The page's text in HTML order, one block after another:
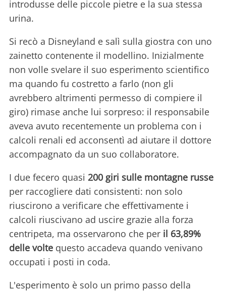
introdusse delle piccole pietre e la sua stessa
urina.
Si recò a Disneyland e salì sulla giostra con uno
zainetto contenente il modellino. Inizialmente
non volle svelare il suo esperimento scientifico
ma quando fu costretto a farlo (non gli
avrebbero altrimenti permesso di compiere il
giro) rimase anche lui sorpreso: il responsabile
aveva avuto recentemente un problema con i
calcoli renali ed acconsentì ad aiutare il dottore
accompagnato da un suo collaboratore.
I due fecero quasi 200 giri sulle montagne russe
per raccogliere dati consistenti: non solo
riuscirono a verificare che effettivamente i
calcoli riuscivano ad uscire grazie alla forza
centripeta, ma osservarono che per il 63,89%
delle volte questo accadeva quando venivano
occupati i posti in coda.
L'esperimento è solo un primo passo della